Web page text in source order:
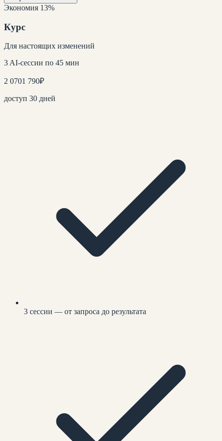
Экономия 13%
Курс
Для настоящих изменений
3 AI-сессии по 45 мин
2 0701 790₽
доступ 30 дней
3 сессии — от запроса до результата